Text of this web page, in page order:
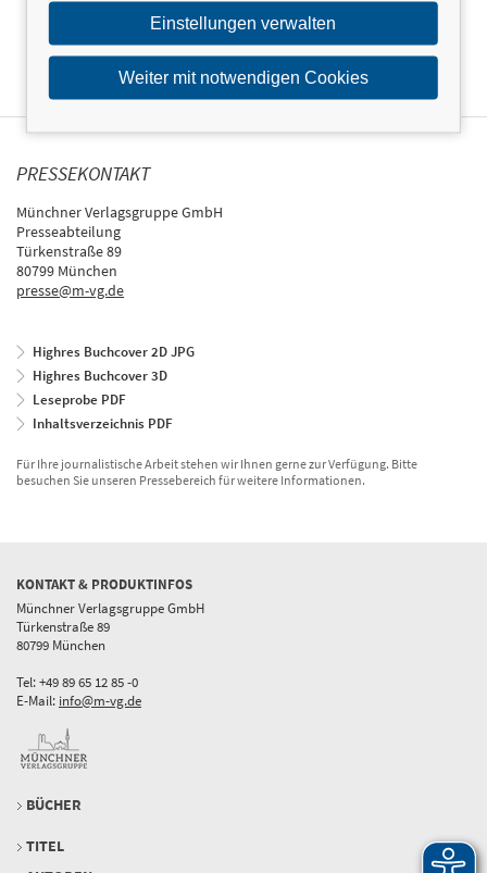
PRESSEKONTAKT
Münchner Verlagsgruppe GmbH
Presseabteilung
Türkenstraße 89
80799 München
presse@m-vg.de
Highres Buchcover 2D JPG
Highres Buchcover 3D
Leseprobe PDF
Inhaltsverzeichnis PDF
Für Ihre journalistische Arbeit stehen wir Ihnen gerne zur Verfügung. Bitte
besuchen Sie unseren Pressebereich für weitere Informationen.
KONTAKT & PRODUKTINFOS
Münchner Verlagsgruppe GmbH
Türkenstraße 89
80799 München
Tel: +49 89 65 12 85 -0
E-Mail: info@m-vg.de
BÜCHER
TITEL
Einstellungen verwalten
Weiter mit notwendigen Cookies